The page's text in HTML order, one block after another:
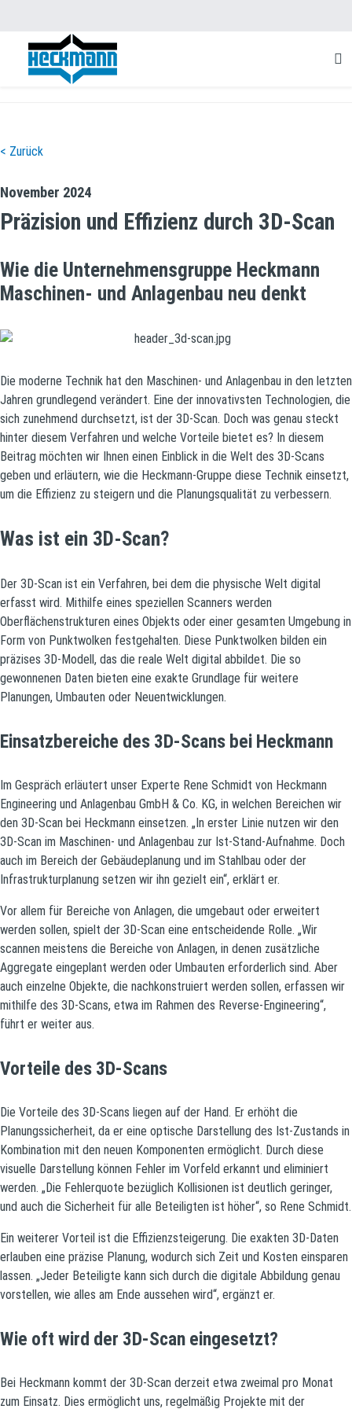
< Zurück
November 2024
Präzision und Effizienz durch 3D-Scan
Wie die Unternehmensgruppe Heckmann
Maschinen- und Anlagenbau neu denkt
Die moderne Technik hat den Maschinen- und Anlagenbau in den letzten
Jahren grundlegend verändert. Eine der innovativsten Technologien, die
sich zunehmend durchsetzt, ist der 3D-Scan. Doch was genau steckt
hinter diesem Verfahren und welche Vorteile bietet es? In diesem
Beitrag möchten wir Ihnen einen Einblick in die Welt des 3D-Scans
geben und erläutern, wie die Heckmann-Gruppe diese Technik einsetzt,
um die Effizienz zu steigern und die Planungsqualität zu verbessern.
Was ist ein 3D-Scan?
Der 3D-Scan ist ein Verfahren, bei dem die physische Welt digital
erfasst wird. Mithilfe eines speziellen Scanners werden
Oberflächenstrukturen eines Objekts oder einer gesamten Umgebung in
Form von Punktwolken festgehalten. Diese Punktwolken bilden ein
präzises 3D-Modell, das die reale Welt digital abbildet. Die so
gewonnenen Daten bieten eine exakte Grundlage für weitere
Planungen, Umbauten oder Neuentwicklungen.
Einsatzbereiche des 3D-Scans bei Heckmann
Im Gespräch erläutert unser Experte Rene Schmidt von Heckmann
Engineering und Anlagenbau GmbH & Co. KG, in welchen Bereichen wir
den 3D-Scan bei Heckmann einsetzen. „In erster Linie nutzen wir den
3D-Scan im Maschinen- und Anlagenbau zur Ist-Stand-Aufnahme. Doch
auch im Bereich der Gebäudeplanung und im Stahlbau oder der
Infrastrukturplanung setzen wir ihn gezielt ein“, erklärt er.
Vor allem für Bereiche von Anlagen, die umgebaut oder erweitert
werden sollen, spielt der 3D-Scan eine entscheidende Rolle. „Wir
scannen meistens die Bereiche von Anlagen, in denen zusätzliche
Aggregate eingeplant werden oder Umbauten erforderlich sind. Aber
auch einzelne Objekte, die nachkonstruiert werden sollen, erfassen wir
mithilfe des 3D-Scans, etwa im Rahmen des Reverse-Engineering“,
führt er weiter aus.
Vorteile des 3D-Scans
Die Vorteile des 3D-Scans liegen auf der Hand. Er erhöht die
Planungssicherheit, da er eine optische Darstellung des Ist-Zustands in
Kombination mit den neuen Komponenten ermöglicht. Durch diese
visuelle Darstellung können Fehler im Vorfeld erkannt und eliminiert
werden. „Die Fehlerquote bezüglich Kollisionen ist deutlich geringer,
und auch die Sicherheit für alle Beteiligten ist höher“, so Rene Schmidt.
Ein weiterer Vorteil ist die Effizienzsteigerung. Die exakten 3D-Daten
erlauben eine präzise Planung, wodurch sich Zeit und Kosten einsparen
lassen. „Jeder Beteiligte kann sich durch die digitale Abbildung genau
vorstellen, wie alles am Ende aussehen wird“, ergänzt er.
Wie oft wird der 3D-Scan eingesetzt?
Bei Heckmann kommt der 3D-Scan derzeit etwa zweimal pro Monat
zum Einsatz. Dies ermöglicht uns, regelmäßig Projekte mit der